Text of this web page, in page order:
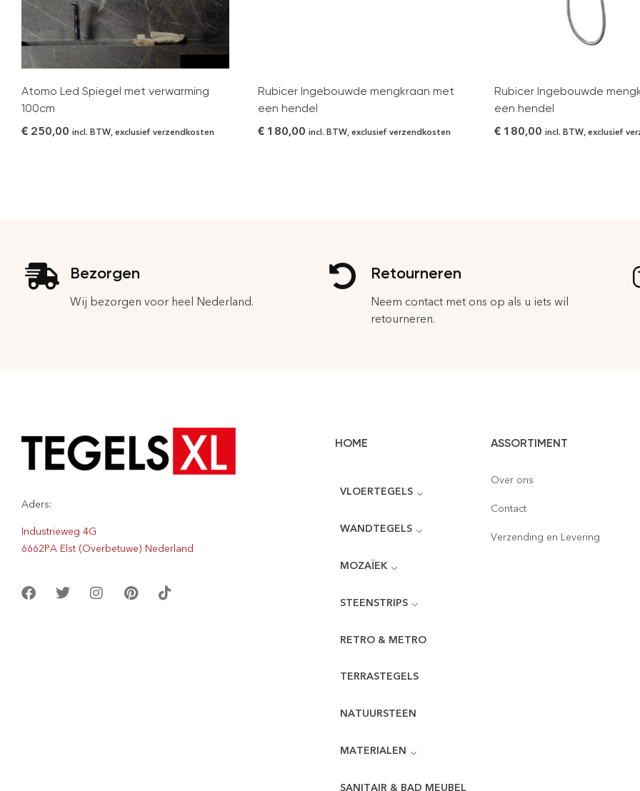
Atomo Led Spiegel met verwarming
100cm
€ 250,00 incl. BTW, exclusief verzendkosten
Rubicer Ingebouwde mengkraan met
een hendel
€ 180,00 incl. BTW, exclusief verzendkosten
Rubicer Ingebouwde
een hendel
€ 180,00 incl. BTW, exclusief
Bezorgen
Wij bezorgen voor heel Nederland.
Retourneren
Neem contact met ons op als u iets wil
retourneren.
Aders:
Industrieweg 4G
6662PA Elst (Overbetuwe) Nederland
HOME
VLOERTEGELS
WANDTEGELS
MOZAÏEK
STEENSTRIPS
RETRO & METRO
TERRASTEGELS
NATUURSTEEN
MATERIALEN
SANITAIR & BAD MEUBEL
ASSORTIMENT
Over ons
Contact
Verzending en Levering